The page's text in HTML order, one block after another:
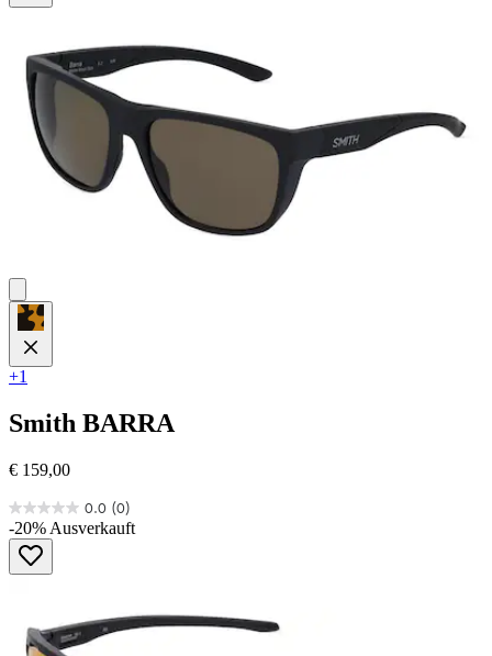
5
Bewertungen
+1
Smith BARRA
€ 159,00
0.0 (0)
0.0
von
Sternen.
-20% Ausverkauft